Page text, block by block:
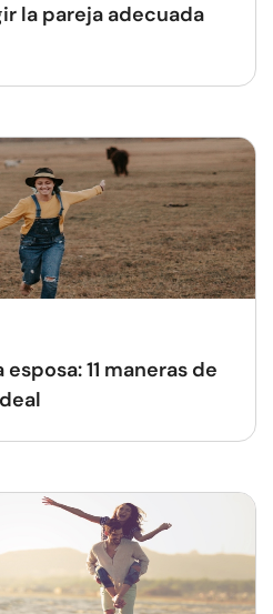
la pareja adecuada
11 maneras de